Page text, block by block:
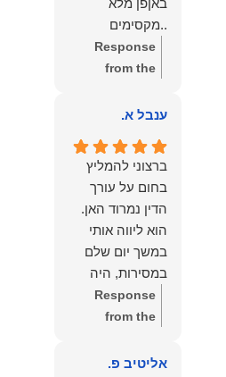
באןפן מלא
..מקסימים
ונעימים אוזן
קשבת, ונונתנים
מלא ואמיתי..שפו
עליכם..אני
שמחה שאתם
איתי ותזכו לטוב
כפי
שאתם....תבורכו
ברכה והצלחה
וחיבוק ממני🙂😘
💓
Response
from the
רבה על המילים
והמרגשות.
שמחנו מאוד
לקרוא את
דברייך. אנו
מעריכים את
האמון שנתת בנו
ונמשיך לעמוד
לצידך וללוות
אותך במסירות.
הלב הרבה
ענבל א.
ברצוני להמליץ
בחום על עורך
הדין נמרוד האן.
הוא ליווה אותי
במשך יום שלם
במסירות, היה
זמין לכל שאלה,
הכווין אותי בכל
תחושת ביטחון
Response
from the
הוא שלנו, נעמוד
אליטיב פ.